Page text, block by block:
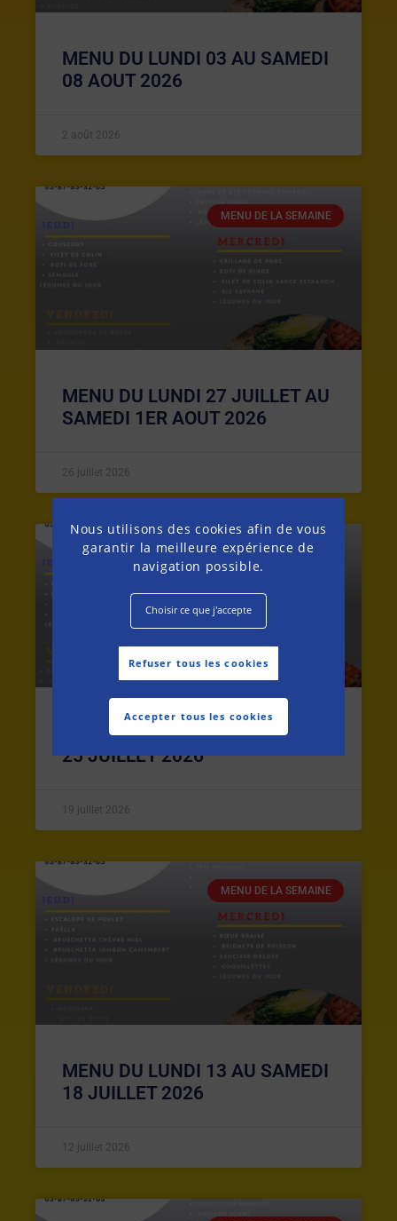
Nous utilisons des cookies afin de vous
garantir la meilleure expérience de
navigation possible.
Choisir ce que j'accepte
Refuser tous les cookies
Accepter tous les cookies
MENU DU LUNDI 03 AU SAMEDI
08 AOUT 2026
2 août 2026
MENU DE LA SEMAINE
MENU DU LUNDI 27 JUILLET AU
SAMEDI 1ER AOUT 2026
26 juillet 2026
MENU DE LA SEMAINE
MENU DU LUNDI 20 AU SAMEDI
25 JUILLET 2026
19 juillet 2026
MENU DE LA SEMAINE
MENU DU LUNDI 13 AU SAMEDI
18 JUILLET 2026
12 juillet 2026